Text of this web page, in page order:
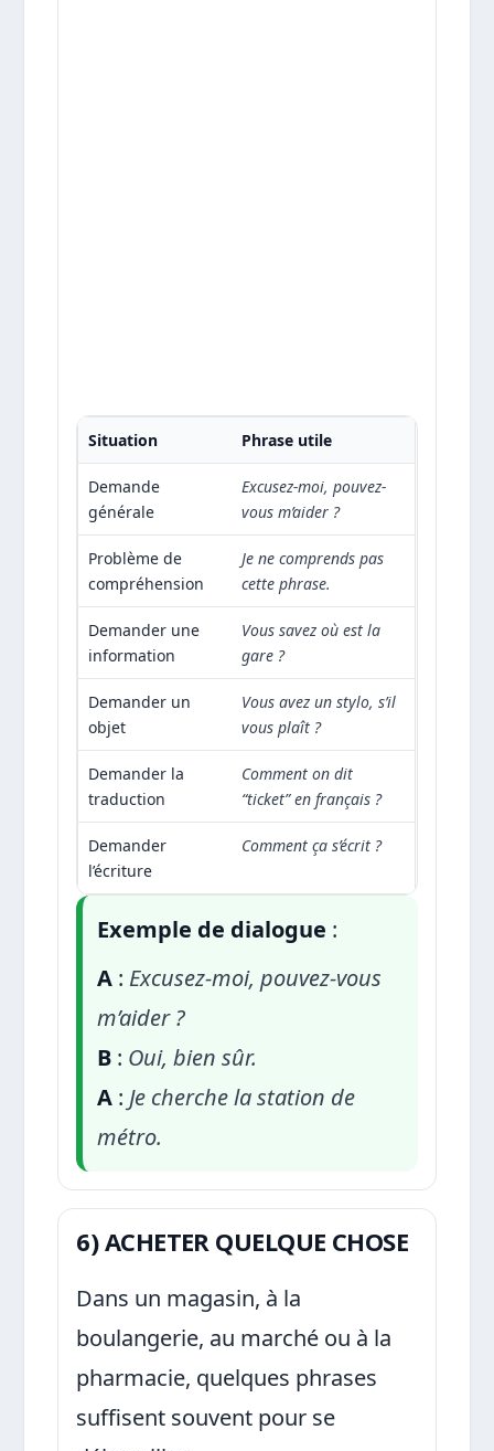
Situation Phrase utile
Demande
générale
Excusez-moi, pouvez-
vous m’aider ?
Problème de
compréhension
Je ne comprends pas
cette phrase.
Demander une
information
Vous savez où est la
gare ?
Demander un
objet
Vous avez un stylo, s’il
vous plaît ?
Demander la
traduction
Comment on dit
“ticket” en français ?
Demander
l’écriture
Comment ça s’écrit ?
Exemple de dialogue :
A : Excusez-moi, pouvez-vous
m’aider ?
B : Oui, bien sûr.
A : Je cherche la station de
métro.
6) ACHETER QUELQUE CHOSE
Dans un magasin, à la
boulangerie, au marché ou à la
pharmacie, quelques phrases
suffisent souvent pour se